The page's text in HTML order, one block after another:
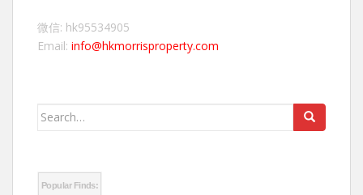
微信: hk95534905
Email: info@hkmorrisproperty.com
Search
Popular Finds: